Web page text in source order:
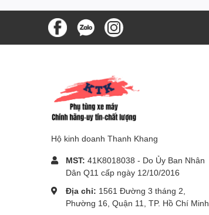
Hộ kinh doanh Thanh Khang
MST: 41K8018038 - Do Ủy Ban Nhân
Dân Q11 cấp ngày 12/10/2016
Địa chỉ: 1561 Đường 3 tháng 2,
Phường 16, Quận 11, TP. Hồ Chí Minh